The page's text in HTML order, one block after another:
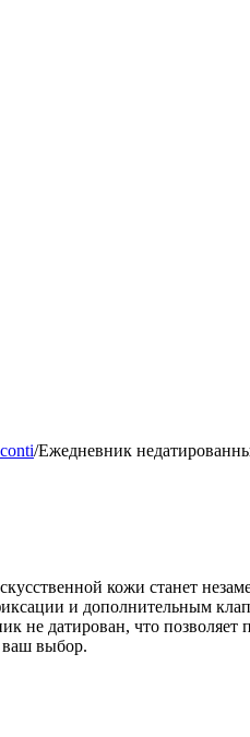
/Ежедневник
кожи станет
и дополнительным
не датирован, что
ваш выбор.